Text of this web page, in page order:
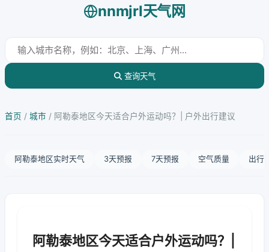
nnmjrl天气网
查询天气
首页 / 城市 / 阿勒泰地区今天适合户外运动吗？| 户外出行建议
阿勒泰地区实时天气 3天预报 7天预报 空气质量 出行
阿勒泰地区今天适合户外运动吗？|